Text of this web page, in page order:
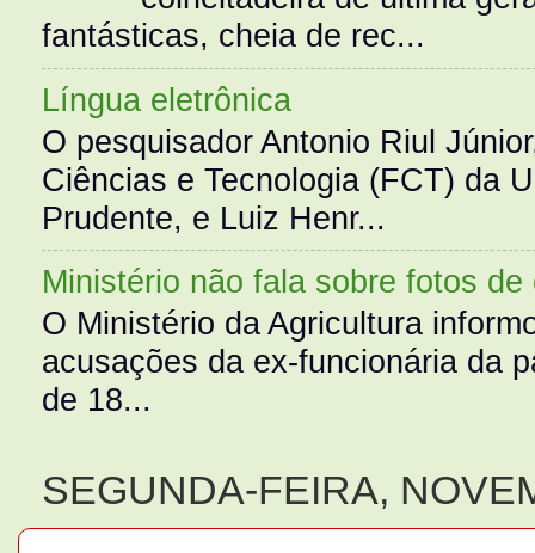
fantásticas, cheia de rec...
Língua eletrônica
O pesquisador Antonio Riul
Ciências e Tecnologia (FCT) da
Prudente, e Luiz Henr...
Ministério não fala sobre fotos de
O Ministério da Agricultura
acusações da ex-funcionária da
de 18...
SEGUNDA-FEIRA,